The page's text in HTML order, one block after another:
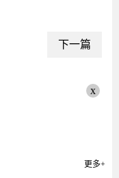
下一篇
x
更多+